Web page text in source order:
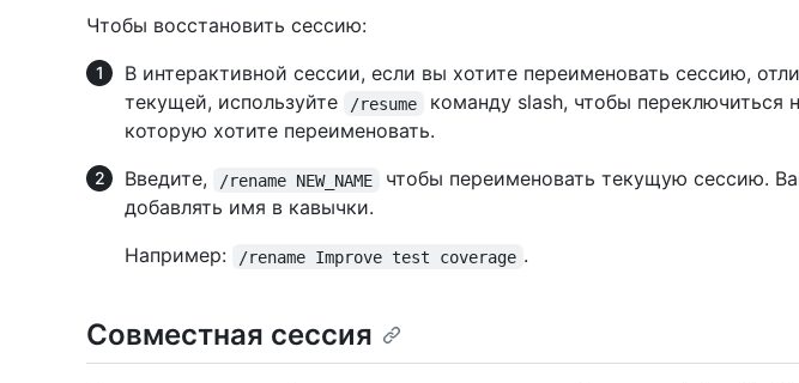
Чтобы восстановить сессию:
В интерактивной сессии, если вы хотите переименовать сессию,
текущей, используйте
/resume
команду slash, чтобы переключиться
которую хотите переименовать.
Введите,
/rename NEW_NAME
чтобы переименовать текущую сессию.
добавлять имя в кавычки.
Например:
/rename Improve test coverage .
Совместная сессия